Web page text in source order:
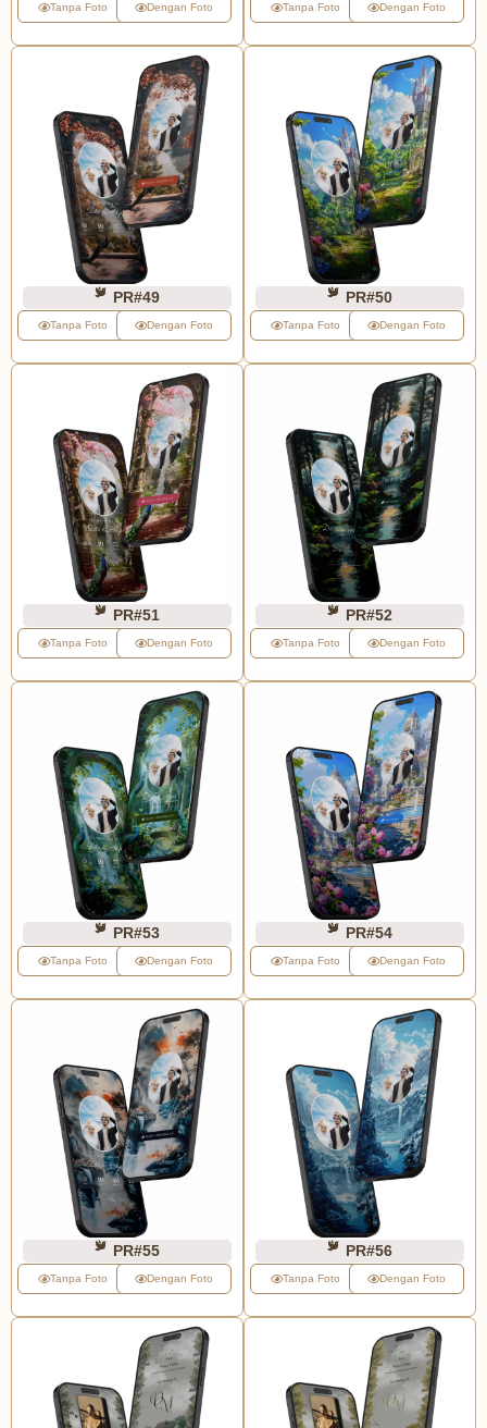
Tanpa Foto Dengan Foto Tanpa Foto Dengan Foto
PR#49
Tanpa Foto Dengan Foto
PR#50
Tanpa Foto Dengan Foto
PR#51
Tanpa Foto Dengan Foto
PR#52
Tanpa Foto Dengan Foto
PR#53
Tanpa Foto Dengan Foto
PR#54
Tanpa Foto Dengan Foto
PR#55
Tanpa Foto Dengan Foto
PR#56
Tanpa Foto Dengan Foto